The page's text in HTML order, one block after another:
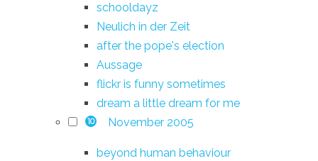
schooldayz
Neulich in der Zeit
after the pope's election
Aussage
flickr is funny sometimes
dream a little dream for me
10 November 2005
beyond human behaviour